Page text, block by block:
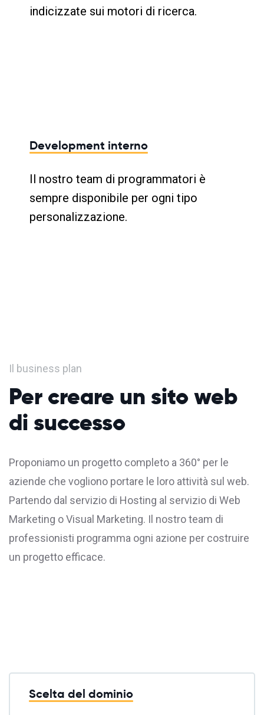
indicizzate sui motori di ricerca.
Development interno
Il nostro team di programmatori è
sempre disponibile per ogni tipo
personalizzazione.
Il business plan
Per creare un sito web
di successo
Proponiamo un progetto completo a 360° per le
aziende che vogliono portare le loro attività sul web.
Partendo dal servizio di Hosting al servizio di Web
Marketing o Visual Marketing. Il nostro team di
professionisti programma ogni azione per costruire
un progetto efficace.
Scelta del dominio